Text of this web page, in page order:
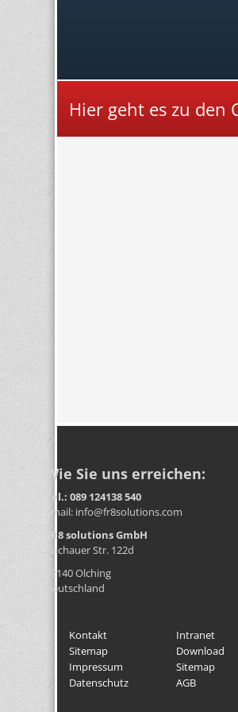
Hier geht es zu den
Wie Sie uns erreichen:
Tel.: 089 124138 540
Email: info@fr8solutions.com
FR8 solutions GmbH
Dachauer Str. 122d
82140 Olching
Deutschland
Kontakt
Intranet
Sitemap
Download
Impressum
Sitemap
Datenschutz
AGB